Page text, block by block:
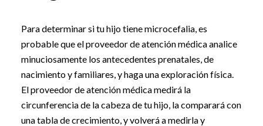
Para determinar si tu hijo tiene microcefalia, es
probable que el proveedor de atención médica analice
minuciosamente los antecedentes prenatales, de
nacimiento y familiares, y haga una exploración física.
El proveedor de atención médica medirá la
circunferencia de la cabeza de tu hijo, la comparará con
una tabla de crecimiento, y volverá a medirla y